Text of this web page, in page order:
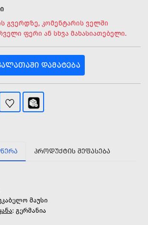
გვერდზე, კომენტარის ველში
ფერი ან სხვა მახასიათებელი.
ᲓᲐᲛᲐᲢᲔᲑᲐ
ᲞᲠᲝᲓᲣᲥᲢᲘᲡ ᲨᲔᲤᲐᲡᲔᲑᲐ
მაუსი
: გერმანია